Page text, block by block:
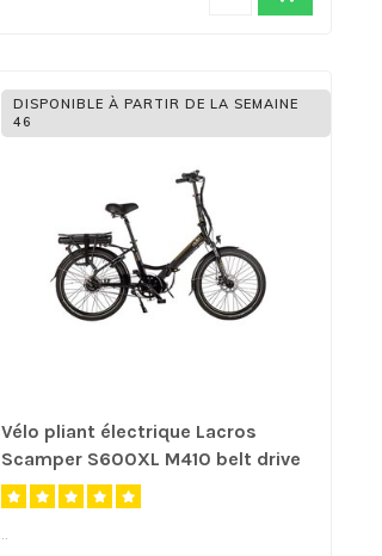
DISPONIBLE À PARTIR DE LA SEMAINE
46
Vélo pliant électrique Lacros
Scamper S600XL M410 belt drive
..